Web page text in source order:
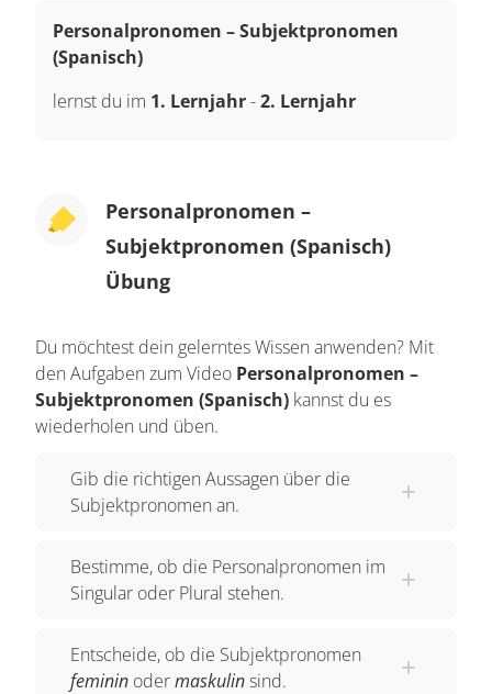
Personalpronomen – Subjektpronomen
(Spanisch)
lernst du im 1. Lernjahr-2. Lernjahr
Personalpronomen –
Subjektpronomen (Spanisch)
Übung
Du möchtest dein gelerntes Wissen anwenden? Mit
den Aufgaben zum Video Personalpronomen –
Subjektpronomen (Spanisch) kannst du es
wiederholen und üben.
Gib die richtigen Aussagen über die
Subjektpronomen an.
Bestimme, ob die Personalpronomen im
Singular oder Plural stehen.
Entscheide, ob die Subjektpronomen
feminin odermaskulinsind.